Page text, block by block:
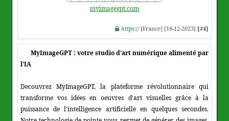
myimagegpt.com
https:// [France] [18-12-2023] [#4]
MyImageGPT : votre studio d'art numérique alimenté par
l'IA
Decouvrez MyImageGPT, la plateforme révolutionnaire qui
transforme vos idées en oeuvres d'art visuelles grâce à la
puissance de l'intelligence artificielle en quelques secondes.